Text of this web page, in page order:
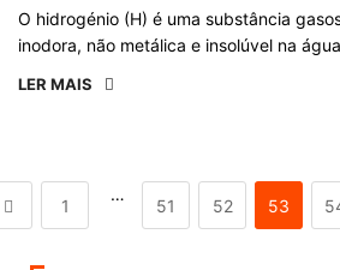
O hidrogénio (H) é uma substância
inodora, não metálica e insolúvel na
LER MAIS
1
…
51 52 53